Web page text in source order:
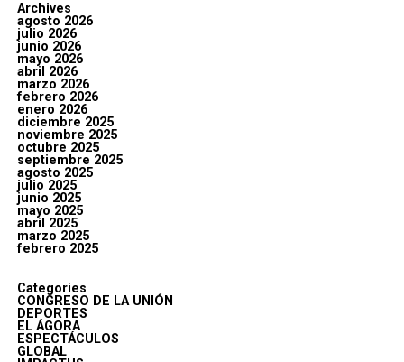
Archives
agosto 2026
julio 2026
junio 2026
mayo 2026
abril 2026
marzo 2026
febrero 2026
enero 2026
diciembre 2025
noviembre 2025
octubre 2025
septiembre 2025
agosto 2025
julio 2025
junio 2025
mayo 2025
abril 2025
marzo 2025
febrero 2025
Categories
CONGRESO DE LA UNIÓN
DEPORTES
EL ÁGORA
ESPECTÁCULOS
GLOBAL